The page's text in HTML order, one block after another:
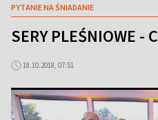
PYTANIE NA ŚNIADANIE
SERY PLEŚNIOWE -
18.10.2018, 07:51